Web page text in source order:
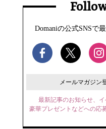
Domaniの公式SNSで
メールマガジン
最新記事のお知らせ、イ
豪華プレゼントなどへの応